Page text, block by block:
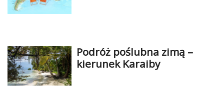
Podróż poślubna zimą –
kierunek Karaiby